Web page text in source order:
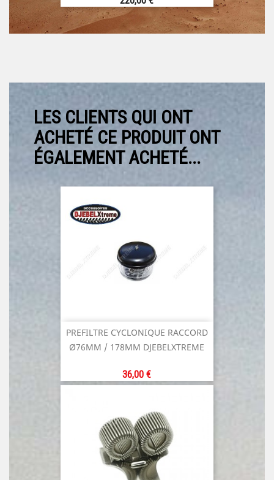
LES CLIENTS QUI ONT
ACHETÉ CE PRODUIT ONT
ÉGALEMENT ACHETÉ...
PREFILTRE CYCLONIQUE RACCORD
Ø76MM / 178MM DJEBELXTREME
Prix
36,00 €